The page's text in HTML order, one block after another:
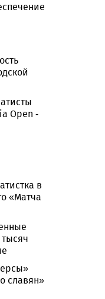
Open -
в
«Матча
славян»